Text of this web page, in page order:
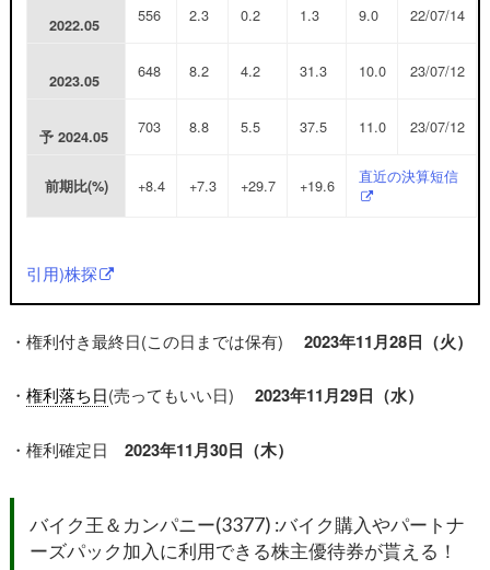
2022.05 556 2.3 0.2 1.3 9.0 22/07/14
2023.05 648 8.2 4.2 31.3 10.0 23/07/12
予2024.05 703 8.8 5.5 37.5 11.0 23/07/12
前期比(%) +8.4 +7.3 +29.7 +19.6 直近の決算短信
引用)株探
・権利付き最終日(この日までは保有) 2023年11月28日（火）
・ 権利落ち日(売ってもいい日) 2023年11月29日（水）
・権利確定日 2023年11月30日（木）
バイク王＆カンパニー(3377) :バイク購入やパートナ
ーズパック加入に利用できる株主優待券が貰える！